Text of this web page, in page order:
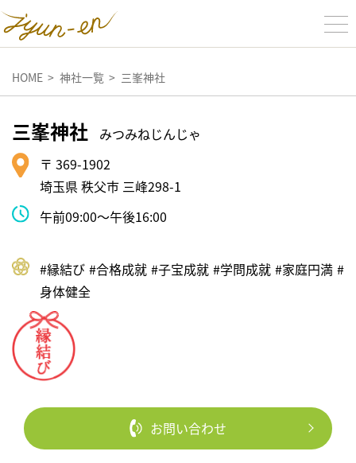
HOME 神社一覧 三峯神社
三峯神社
みつみねじんじゃ
〒 369-1902
埼玉県 秩父市 三峰298-1
午前09:00～午後16:00
#縁結び #合格成就 #⼦宝成就 #学問成就 #家庭円満 #
⾝体健全
お問い合わせ